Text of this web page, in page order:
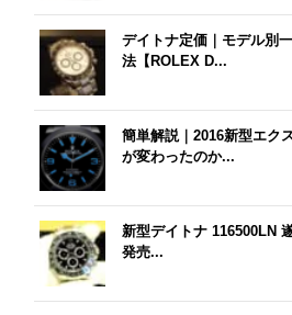
デイトナ定価｜モデル別
法【ROLEX D...
簡単解説｜2016新型エク
が変わったのか...
新型デイトナ 116500LN
発売...